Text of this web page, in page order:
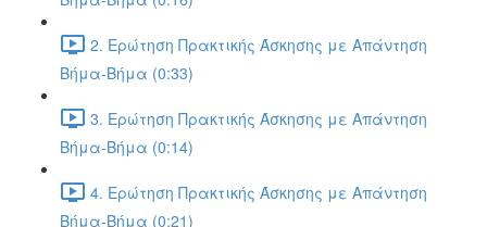
2. Ερώτηση Πρακτικής Άσκησης με Απάντηση
Βήμα-Βήμα (0:33)
3. Ερώτηση Πρακτικής Άσκησης με Απάντηση
Βήμα-Βήμα (0:14)
4. Ερώτηση Πρακτικής Άσκησης με Απάντηση
Βήμα-Βήμα (0:21)